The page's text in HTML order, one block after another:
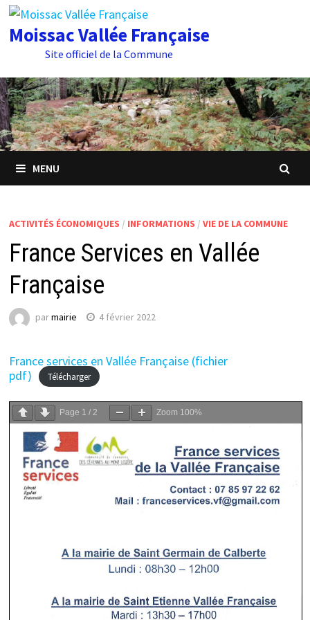
Passer
au
contenu
Moissac Vallée Française
Site officiel de la Commune
MENU
ACTIVITÉS ÉCONOMIQUES / INFORMATIONS / VIE DE LA COMMUNE
France Services en Vallée
Française
parmairie 4 février 2022
France services en Vallée Française (fichier
pdf)
Télécharger
Page 1 / 2 Zoom 100%